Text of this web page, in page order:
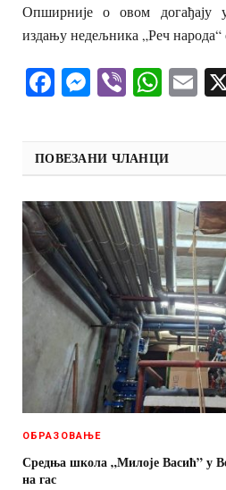
Опширније о овом догађају
издању недељника „Реч народа“
Facebook
Messenger
Viber
ПОВЕЗАНИ ЧЛАНЦИ
ОБРАЗОВАЊЕ
Средња школа „Милоје Васић” у
на гас